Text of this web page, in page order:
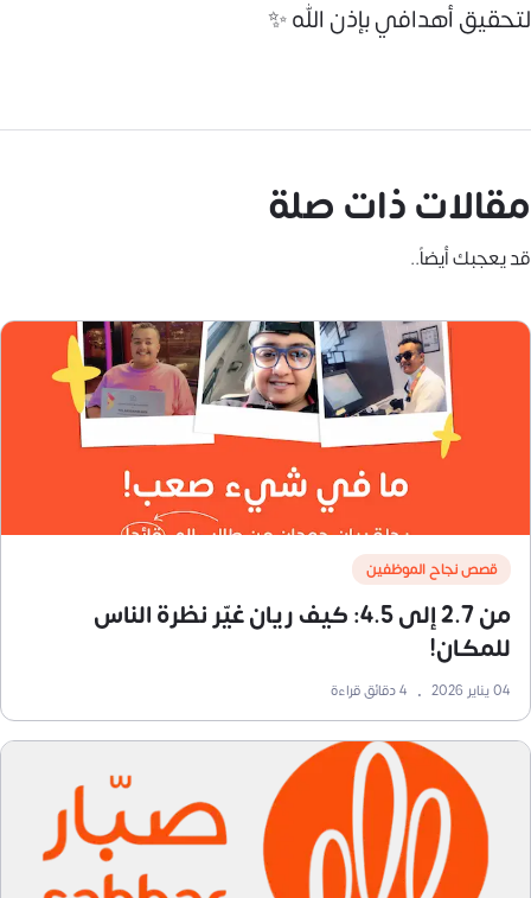
لتحقيق أهدافي بإذن الله ✨
مقالات ذات صلة
قد يعجبك أيضاً..
قصص نجاح الموظفين
من 2.7 إلى 4.5: كيف ريان غيّر نظرة الناس
للمكان!
04 يناير 2026 •
4دقائق قراءة